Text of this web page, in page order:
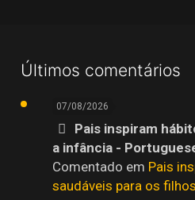
Últimos comentários
07/08/2026
Pais inspiram
a infância -
Comentado em Pais
saudáveis para os filhos